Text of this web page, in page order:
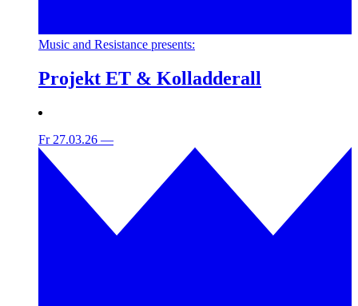
Music and Resistance presents:
Projekt ET & Kolladderall
Fr 27.03.26 —